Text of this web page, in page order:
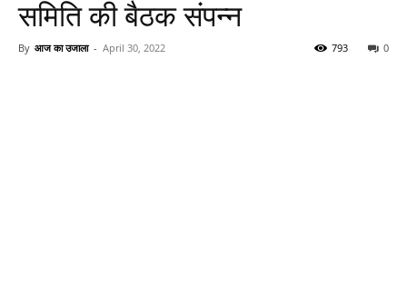
समिति की बैठक संपन्न
By आज का उजाला - April 30, 2022 0
793